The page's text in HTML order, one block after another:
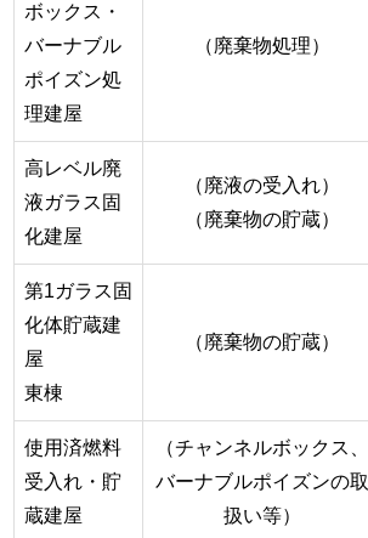
ボックス・
バーナブル
ポイズン処
理建屋
（廃棄物処理）
高レベル廃
液ガラス固
化建屋
（廃液の受入れ）
（廃棄物の貯蔵）
第1ガラス固
化体貯蔵建
屋
東棟
（廃棄物の貯蔵）
使用済燃料
受入れ・貯
蔵建屋
（チャンネルボックス、
バーナブルポイズンの取
扱い等）